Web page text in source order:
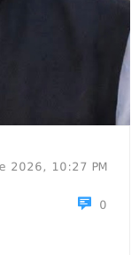
2026, 10:27 PM
0